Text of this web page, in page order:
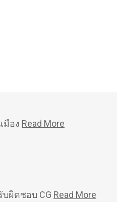
มือง Read More
ผิดชอบ CG Read More